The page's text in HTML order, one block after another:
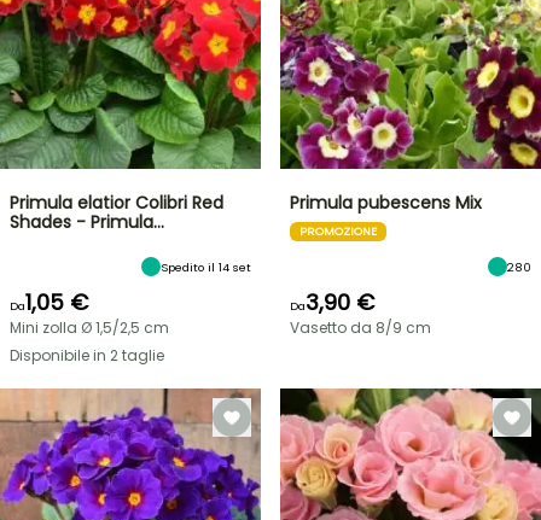
Primula elatior Colibri Red
Shades - Primula…
Spedito il 14 set
Da1,05 €
Mini zolla Ø 1,5/2,5 cm
Disponibile in 2 taglie
Primula pubescens Mix
PROMOZIONE
280
Da3,90 €
Vasetto da 8/9 cm